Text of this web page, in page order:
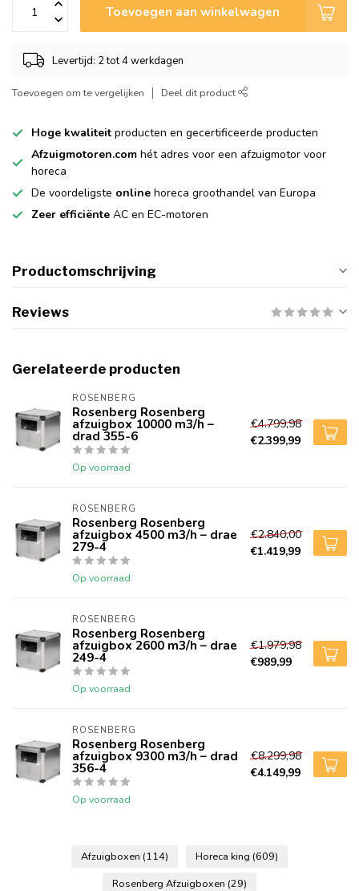
Toevoegen aan winkelwagen
Levertijd: 2 tot 4 werkdagen
Toevoegen om te vergelijken Deel dit product
Hoge kwaliteit producten en gecertificeerde producten
Afzuigmotoren.com hét adres voor een afzuigmotor voor
horeca
De voordeligste online horeca groothandel van Europa
Zeer efficiënte AC en EC-motoren
Productomschrijving
Reviews
Gerelateerde producten
ROSENBERG
Rosenberg Rosenberg
afzuigbox 10000 m3/h –
drad 355-6
Op voorraad
€4.799,98
€2.399,99
ROSENBERG
Rosenberg Rosenberg
afzuigbox 4500 m3/h – drae
279-4
Op voorraad
€2.840,00
€1.419,99
ROSENBERG
Rosenberg Rosenberg
afzuigbox 2600 m3/h – drae
249-4
Op voorraad
€1.979,98
€989,99
ROSENBERG
Rosenberg Rosenberg
afzuigbox 9300 m3/h – drad
356-4
Op voorraad
€8.299,98
€4.149,99
Afzuigboxen (114) Horeca king (609)
Rosenberg Afzuigboxen (29)